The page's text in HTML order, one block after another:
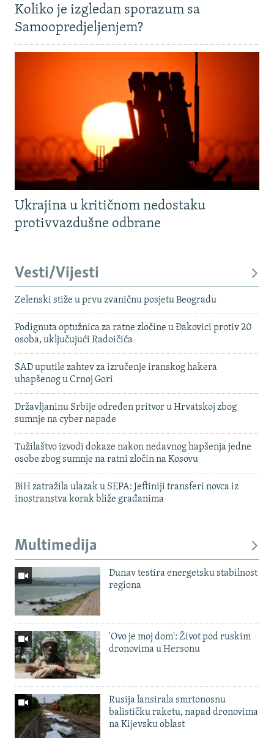
Koliko je izgledan sporazum sa
Samoopredjeljenjem?
Ukrajina u kritičnom nedostaku
protivvazdušne odbrane
Vesti/Vijesti
Zelenski stiže u prvu zvaničnu posjetu Beogradu
Podignuta optužnica za ratne zločine u Đakovici protiv 20
osoba, uključujući Radoičića
SAD uputile zahtev za izručenje iranskog hakera
uhapšenog u Crnoj Gori
Državljaninu Srbije određen pritvor u Hrvatskoj zbog
sumnje na cyber napade
Tužilaštvo izvodi dokaze nakon nedavnog hapšenja jedne
osobe zbog sumnje na ratni zločin na Kosovu
BiH zatražila ulazak u SEPA: Jeftiniji transferi novca iz
inostranstva korak bliže građanima
Multimedija
Dunav testira energetsku stabilnost
regiona
'Ovo je moj dom': Život pod ruskim
dronovima u Hersonu
Rusija lansirala smrtonosnu
balističku raketu, napad dronovima
na Kijevsku oblast